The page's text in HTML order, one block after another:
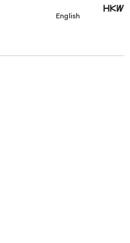
English